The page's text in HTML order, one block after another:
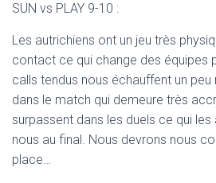
SUN vs PLAY 9-10 :
Les autrichiens ont un jeu très
contact ce qui change des équipes
calls tendus nous échauffent un
dans le match qui demeure très
surpassent dans les duels ce qui
nous au final. Nous devrons nous
place…